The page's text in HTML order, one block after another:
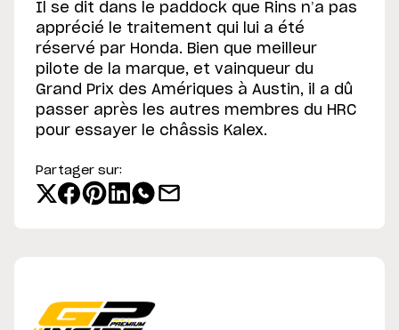
Il se dit dans le paddock que Rins n’a pas
apprécié le traitement qui lui a été
réservé par Honda. Bien que meilleur
pilote de la marque, et vainqueur du
Grand Prix des Amériques à Austin, il a dû
passer après les autres membres du HRC
pour essayer le châssis Kalex.
Partager sur: